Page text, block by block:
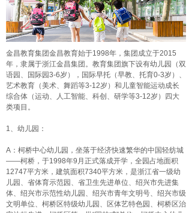
金昌教育集团金昌教育始于1998年，集团成立于2015
年，隶属于浙江金昌集团。教育集团旗下设有幼儿园（双
语园、国际园3-6岁），国际早托（早教、托育0-3岁）、
艺术教育（美术、舞蹈等3-12岁）和儿童智能运动成长
综合体（运动、人工智能、科创、研学等3-12岁）四大
类项目。
1、幼儿园：
A：柯桥中心幼儿园，坐落于经济快速繁华的中国轻纺城
——柯桥，于1998年9月正式落成开学，全园占地面积
12747平方米，建筑面积7340平方米，是浙江省一级幼
儿园、省体育示范园、省卫生先进单位、绍兴市先进集
体、绍兴市示范性幼儿园、绍兴市青年文明号、绍兴市级
文明单位、柯桥区特级幼儿园、区体艺特色园、柯桥区治